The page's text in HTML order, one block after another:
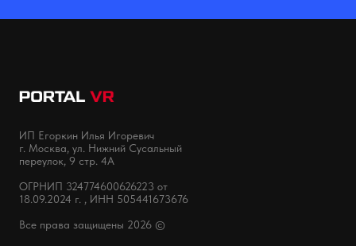
ИП Егоркин Илья Игоревич
г. Москва, ул. Нижний Сусальный
переулок, 9 стр. 4А
ОГРНИП 324774600626223 от
18.09.2024 г. , ИНН 505441673676
Все права защищены 2026 ©